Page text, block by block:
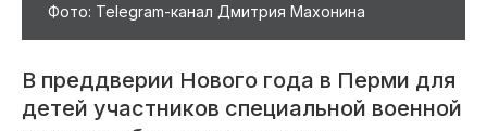
Фото: Telegram-канал Дмитрия Махонина
В преддверии Нового года в Перми для
детей участников специальной военной